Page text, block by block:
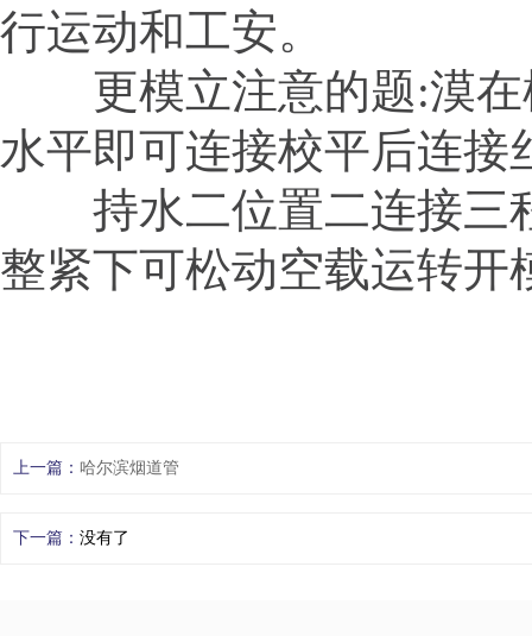
行运动和工安。
更模立注意的题:漠在
水平即可连接校平后连接
持水二位置二连接三
整紧下可松动空载运转开
上一篇： 哈尔滨烟道管
下一篇： 没有了